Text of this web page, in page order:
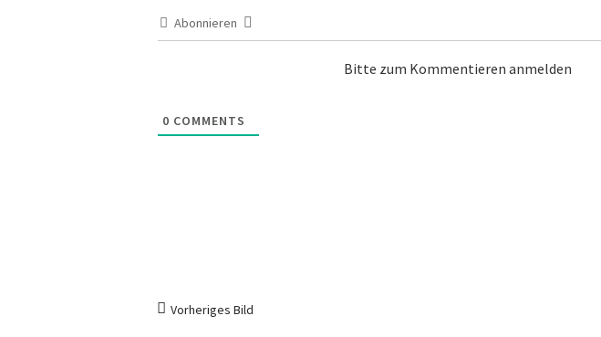
Abonnieren
Bitte zum Kommentieren anmelden
0 COMMENTS
Vorheriges Bild